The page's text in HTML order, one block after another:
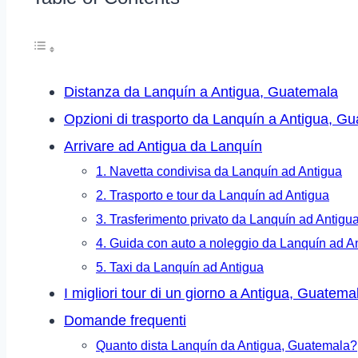
Distanza da Lanquín a Antigua, Guatemala
Opzioni di trasporto da Lanquín a Antigua,
Arrivare ad Antigua da Lanquín
1. Navetta condivisa da Lanquín ad Antigua
2. Trasporto e tour da Lanquín ad Antigua
3. Trasferimento privato da Lanquín ad Antigua
4. Guida con auto a noleggio da Lanquín ad
5. Taxi da Lanquín ad Antigua
I migliori tour di un giorno a Antigua,
Domande frequenti
Quanto dista Lanquín da Antigua, Guatemala?